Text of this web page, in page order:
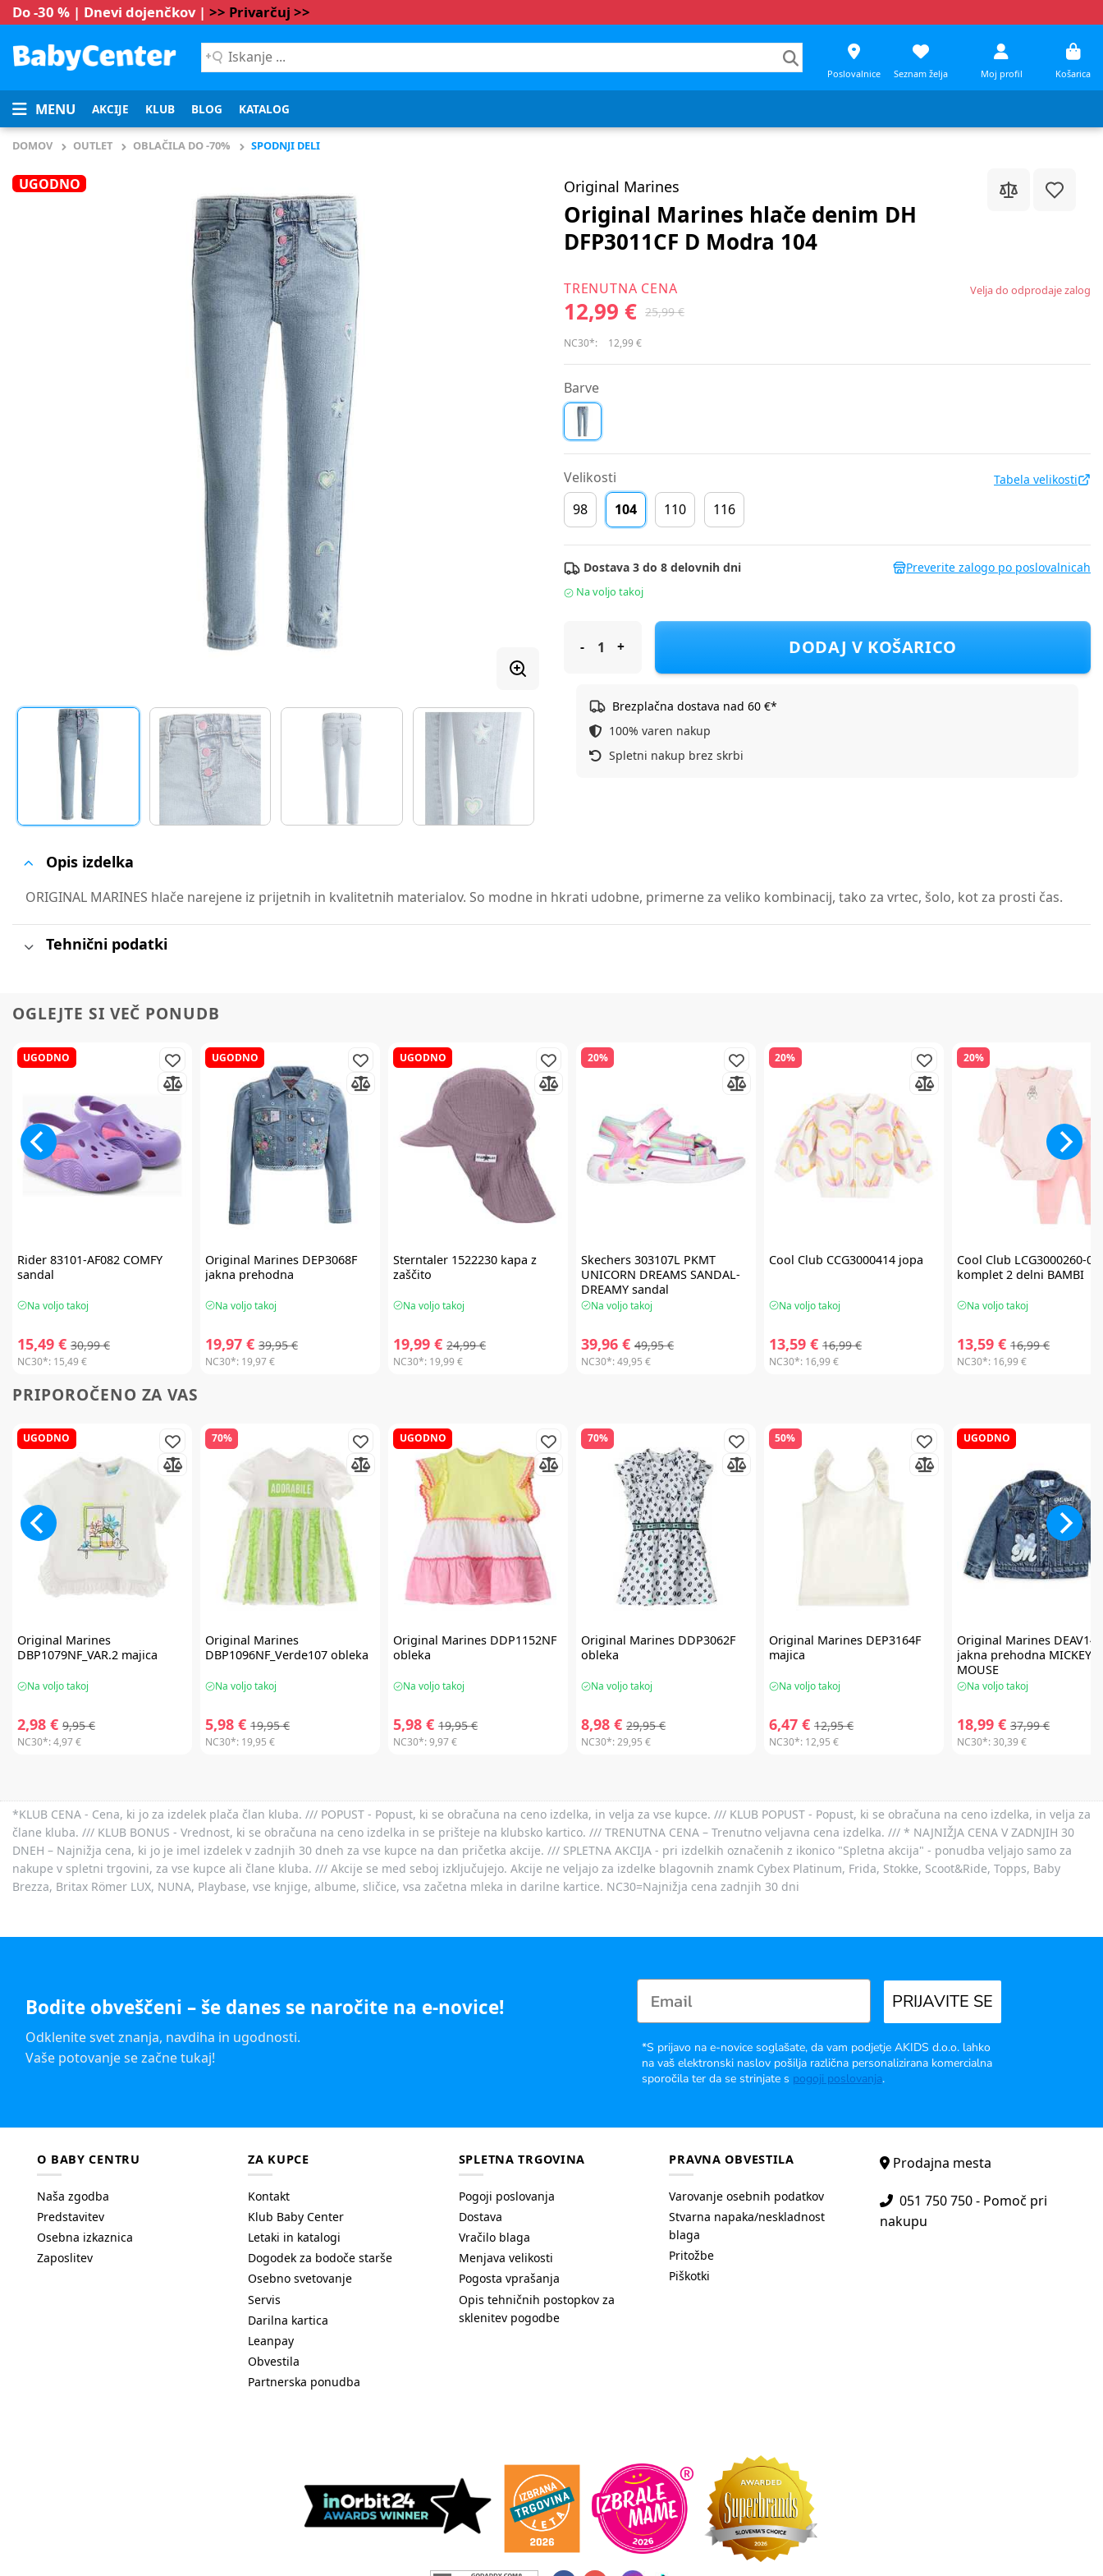
Do -30 % | Dnevi dojenčkov | >> Privarčuj >>
Iskanje
...
Poslovalnice Seznam želja Moj profil Košarica
MENU AKCIJE KLUB BLOG KATALOG
DOMOV OUTLET OBLAČILA DO -70% SPODNJI DELI
UGODNO Original Marines
Original Marines hlače denim DH
DFP3011CF D Modra 104
TRENUTNA CENA
12,99 € 25,99 €
Velja do odprodaje zalog
NC30*: 12,99 €
Barve
Velikosti Tabela velikosti
98 104 110 116
Dostava 3 do 8 delovnih dni Preverite zalogo po poslovalnicah
Na voljo takoj
Original Marines hlače denim DH DFP3011CF D Modra 104
DODAJ V KOŠARICO
Brezplačna dostava nad 60 €*
100% varen nakup
Spletni nakup brez skrbi
Opis izdelka
ORIGINAL MARINES hlače narejene iz prijetnih in kvalitetnih materialov. So modne in hkrati udobne, primerne za veliko kombinacij, tako za vrtec, šolo, kot za prosti čas.
Tehnični podatki
OGLEJTE SI VEČ PONUDB
UGODNO
Rider83101-AF082 COMFY
sandal
Na voljo takoj
15,49 € 30,99 €
NC30*: 15,49 €
UGODNO
Original Marines DEP3068F
jakna prehodna
Na voljo takoj
19,97 € 39,95 €
NC30*: 19,97 €
UGODNO
Sterntaler 1522230 kapa z
zaščito
Na voljo takoj
19,99 € 24,99 €
NC30*: 19,99 €
20%
Skechers 303107L PKMT
UNICORN DREAMS SANDAL-
DREAMY sandal
Na voljo takoj
39,96 € 49,95 €
NC30*:49,95 €
20%
Cool Club CCG3000414 jopa
Na voljo takoj
13,59 € 16,99 €
NC30*: 16,99 €
20%
Cool Club LCG3000260-00
komplet 2 delni BAMBI
Na voljo takoj
13,59 € 16,99 €
NC30*: 16,99 €
PRIPOROČENO ZA VAS
UGODNO
Original Marines
DBP1079NF_VAR.2 majica
Na voljo takoj
2,98 € 9,95 €
NC30*:4,97 €
70%
Original Marines
DBP1096NF_Verde107 obleka
Na voljo takoj
5,98 € 19,95 €
NC30*: 19,95 €
UGODNO
Original Marines DDP1152NF
obleka
Na voljo takoj
5,98 € 19,95 €
NC30*:9,97 €
70%
Original Marines DDP3062F
obleka
Na voljo takoj
8,98 € 29,95 €
NC30*:29,95 €
50%
Original MarinesDEP3164F
majica
Na voljo takoj
6,47 € 12,95 €
NC30*: 12,95 €
UGODNO
Original Marines
jakna prehodna MICKEY
MOUSE
Na voljo takoj
18,99 € 37,99 €
NC30*:30,39 €
*KLUB CENA - Cena, ki jo za izdelek plača član kluba. /// POPUST - Popust, ki se obračuna na ceno izdelka, in velja za vse kupce. /// KLUB POPUST - Popust, ki se obračuna na ceno izdelka, in velja za
člane kluba. /// KLUB BONUS - Vrednost, ki se obračuna na ceno izdelka in se prišteje na klubsko kartico. /// TRENUTNA CENA – Trenutno veljavna cena izdelka. /// * NAJNIŽJA CENA V ZADNJIH 30
DNEH – Najnižja cena, ki jo je imel izdelek v zadnjih 30 dneh za vse kupce na dan pričetka akcije. /// SPLETNA AKCIJA - pri izdelkih označenih z ikonico "Spletna akcija" - ponudba veljajo samo za
nakupe v spletni trgovini, za vse kupce ali člane kluba. /// Akcije se med seboj izključujejo. Akcije ne veljajo za izdelke blagovnih znamk Cybex Platinum, Frida, Stokke, Scoot&Ride, Topps, Baby
Brezza, Britax Römer LUX, NUNA, Playbase, vse knjige, albume, sličice, vsa začetna mleka in darilne kartice. NC30=Najnižja cena zadnjih 30 dni
Bodite obveščeni – še danes se naročite na e-novice!
Odklenite svet znanja, navdiha in ugodnosti.
Vaše potovanje se začne tukaj!
PRIJAVITE SE
*S prijavo na e-novice soglašate, da vam podjetje AKIDS d.o.o. lahko
na vaš elektronski naslov pošilja različna personalizirana komercialna
sporočila ter da se strinjate s pogoji poslovanja.
O BABY CENTRU
Naša zgodba
Predstavitev
Osebna izkaznica
Zaposlitev
ZA KUPCE
Kontakt
Klub Baby Center
Letaki in katalogi
Dogodek za bodoče starše
Osebno svetovanje
Servis
Darilna kartica
Leanpay
Obvestila
Partnerska ponudba
SPLETNA TRGOVINA
Pogoji poslovanja
Dostava
Vračilo blaga
Menjava velikosti
Pogosta vprašanja
Opis tehničnih postopkov za
sklenitev pogodbe
PRAVNA OBVESTILA
Varovanje osebnih podatkov
Stvarna napaka/neskladnost
blaga
Pritožbe
Piškotki
Prodajna mesta
051 750 750 - Pomoč pri
nakupu